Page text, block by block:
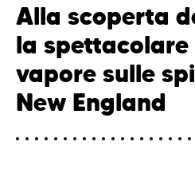
Alla scoperta
la
vapore sulle
New England